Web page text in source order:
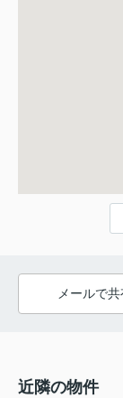
メールで共
近隣の物件